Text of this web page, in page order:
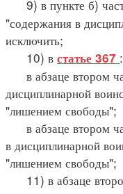
9) в пункте б)
"содержания в
исключить;
10) в статье 367 :
в абзаце втором
дисциплинарной
"лишением свободы";
в абзаце втором
в дисциплинарной
"лишением свободы";
11) в абзаце